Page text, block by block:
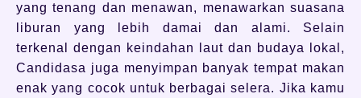
yang tenang dan menawan, menawarkan suasana
liburan yang lebih damai dan alami. Selain
terkenal dengan keindahan laut dan budaya lokal,
Candidasa juga menyimpan banyak tempat makan
enak yang cocok untuk berbagai selera. Jika kamu